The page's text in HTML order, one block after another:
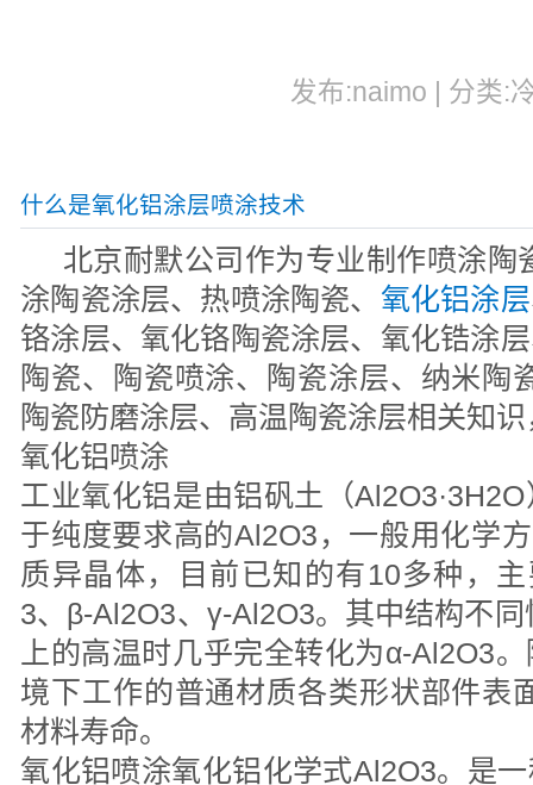
发布:naimo | 分类:
什么是氧化铝涂层喷涂技术
北京耐默公司作为专业制作喷涂陶
涂陶瓷涂层、热喷涂陶瓷、 氧化铝涂层
铬涂层、氧化铬陶瓷涂层、氧化锆涂
陶瓷、陶瓷喷涂、陶瓷涂层、纳米陶
陶瓷防磨涂层、高温陶瓷涂层相关知
氧化铝喷涂
工业氧化铝是由铝矾土（
于纯度要求高的Al2O3，一般用化学
质异晶体，目前已知的有10多种，
3、β-Al2O3、γ-Al2O3。其中结构不
上的高温时几乎完全转化为α-Al2O3
境下工作的普通材质各类形状部件表
材料寿命。
氧化铝喷涂氧化铝化学式Al2O3。是